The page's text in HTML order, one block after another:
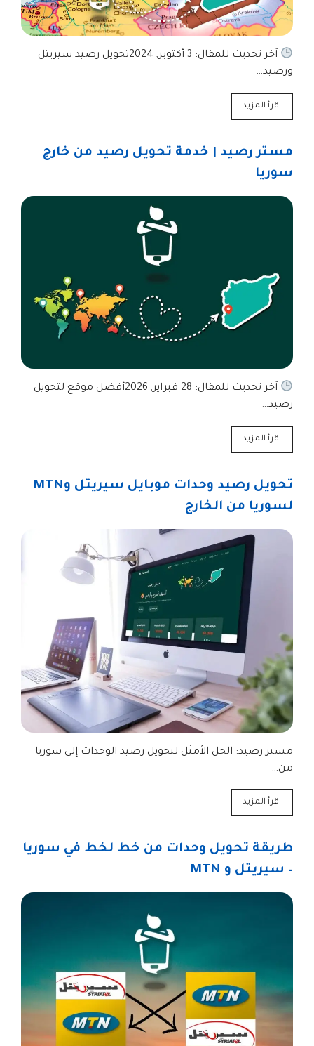
آخر تحديث للمقال: 3 أكتوبر, 2024تحويل رصيد سيريتل
ورصيد…
اقرأ المزيد
مستر رصيد | خدمة تحويل رصيد من خارج
سوريا
آخر تحديث للمقال: 28 فبراير, 2026أفضل موقع لتحويل
رصيد…
اقرأ المزيد
تحويل رصيد وحدات موبايل سيريتل وMTN
لسوريا من الخارج
مستر رصيد: الحل الأمثل لتحويل رصيد الوحدات إلى سوريا
من…
اقرأ المزيد
طريقة تحويل وحدات من خط لخط في سوريا
– سيريتل و MTN